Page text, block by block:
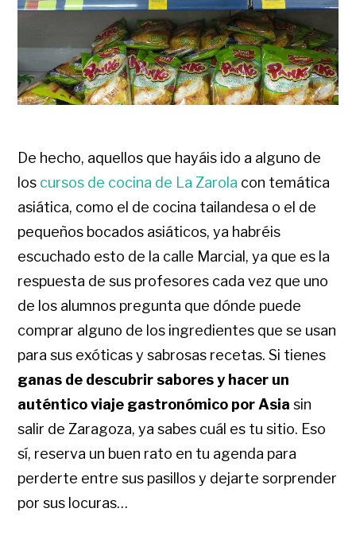
De hecho, aquellos que hayáis ido a alguno de
los cursos de cocina de La Zarola con temática
asiática, como el de cocina tailandesa o el de
pequeños bocados asiáticos, ya habréis
escuchado esto de la calle Marcial, ya que es la
respuesta de sus profesores cada vez que uno
de los alumnos pregunta que dónde puede
comprar alguno de los ingredientes que se usan
para sus exóticas y sabrosas recetas. Si tienes
ganas de descubrir sabores y hacer un
auténtico viaje gastronómico por Asia sin
salir de Zaragoza, ya sabes cuál es tu sitio. Eso
sí, reserva un buen rato en tu agenda para
perderte entre sus pasillos y dejarte sorprender
por sus locuras…